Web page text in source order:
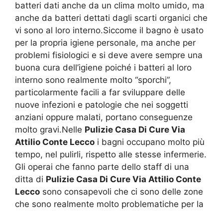
batteri dati anche da un clima molto umido, ma
anche da batteri dettati dagli scarti organici che
vi sono al loro interno.Siccome il bagno è usato
per la propria igiene personale, ma anche per
problemi fisiologici e si deve avere sempre una
buona cura dell’igiene poiché i batteri al loro
interno sono realmente molto “sporchi”,
particolarmente facili a far sviluppare delle
nuove infezioni e patologie che nei soggetti
anziani oppure malati, portano conseguenze
molto gravi.Nelle Pulizie Casa Di Cure Via
Attilio Conte Lecco i bagni occupano molto più
tempo, nel pulirli, rispetto alle stesse infermerie.
Gli operai che fanno parte dello staff di una
ditta di Pulizie Casa Di Cure Via Attilio Conte
Lecco sono consapevoli che ci sono delle zone
che sono realmente molto problematiche per la